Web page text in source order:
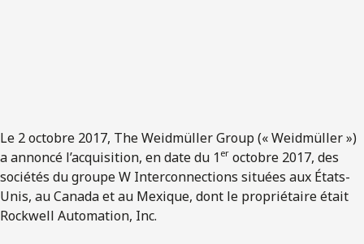
Le 2 octobre 2017, The Weidmüller Group (« Weidmüller »)
a annoncé l’acquisition, en date du 1 er octobre 2017, des
sociétés du groupe W Interconnections situées aux États-
Unis, au Canada et au Mexique, dont le propriétaire était
Rockwell Automation, Inc.